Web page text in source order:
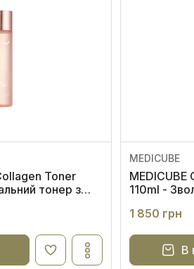
Toner
тонер з
MEDICUBE
110ml -
1 850 грн
В